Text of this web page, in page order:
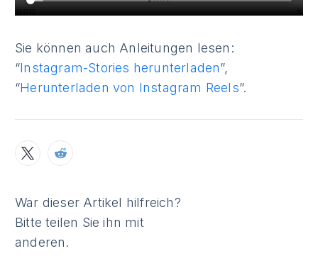
Sie können auch Anleitungen lesen:
“Instagram-Stories herunterladen”,
“Herunterladen von Instagram Reels”.
War dieser Artikel hilfreich?
Bitte teilen Sie ihn mit
anderen.